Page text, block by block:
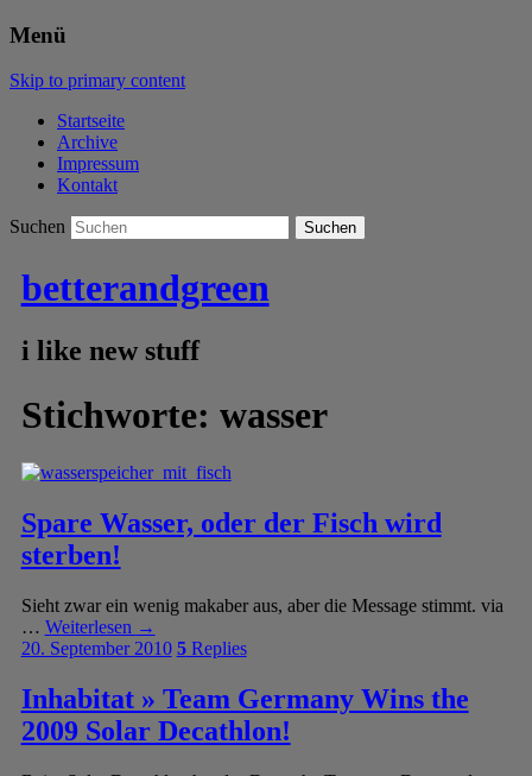
Menü
Skip to primary content
Startseite
Archive
Impressum
Kontakt
Suchen
betterandgreen
i like new stuff
Stichworte: wasser
Spare Wasser, oder der Fisch wird
sterben!
Sieht zwar ein wenig makaber aus, aber die Message stimmt. via
… Weiterlesen →
20. September 2010 5Replies
Inhabitat » Team Germany Wins the
2009 Solar Decathlon!